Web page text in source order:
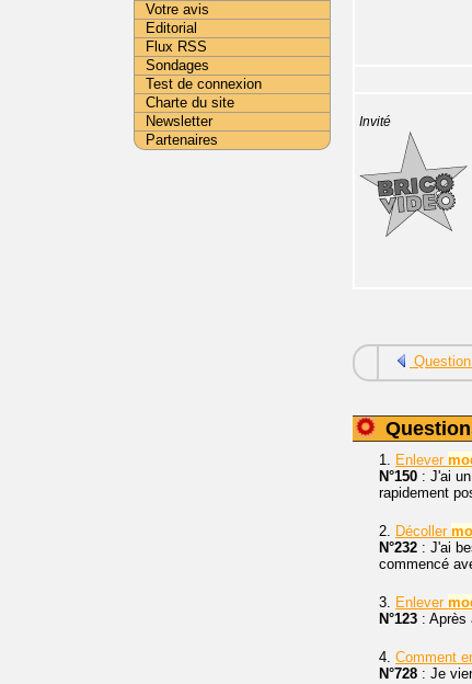
Invité
1. Enlever
N°150 : J'ai
rapidement
2. Décoller
N°232 : J'ai
commencé
3. Enlever
N°123 : Après
4. Comment
N°728 : Je
Votre avis
Editorial
Flux RSS
Sondages
Test de connexion
Charte du site
Newsletter
Partenaires